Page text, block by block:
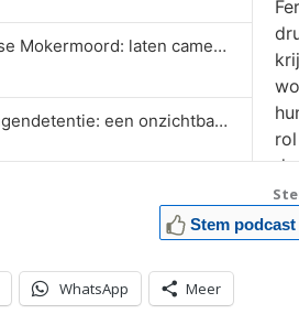
S4 Ep2: De Mokumse Mokermoord: laten camerabeelden wel altijd zien wat er daadwerkelijk heeft plaatsgevonden?
S4 Ep1: Vreemdelingendetentie: een onzichtbare groep “gevangenen”
S3 Ep4: Naomi Oosterman over kunstcriminaliteit en de wereld die daarachter schuil gaat.
Stem
WhatsApp Meer